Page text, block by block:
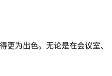
更为出色。无论是在会议室、